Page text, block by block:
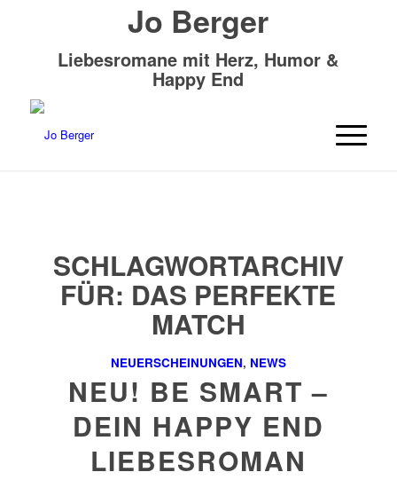
Jo Berger
Liebesromane mit Herz, Humor &
Happy End
SCHLAGWORTARCHIV
FÜR: DAS PERFEKTE
MATCH
NEUERSCHEINUNGEN, NEWS
NEU! BE SMART –
DEIN HAPPY END
LIEBESROMAN